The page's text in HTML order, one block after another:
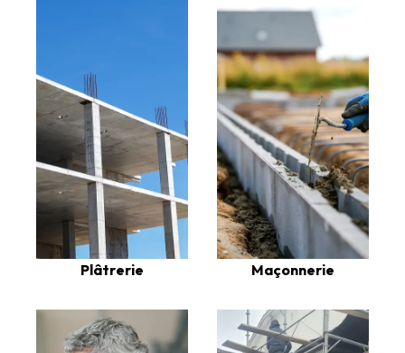
Plâtrerie Maçonnerie